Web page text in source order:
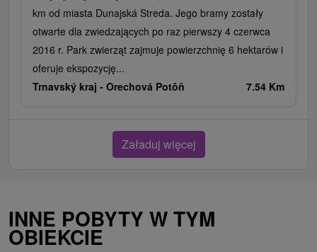
km od miasta Dunajská Streda. Jego bramy zostały
otwarte dla zwiedzających po raz pierwszy 4 czerwca
2016 r. Park zwierząt zajmuje powierzchnię 6 hektarów i
oferuje ekspozycję...
Trnavský kraj - Orechová Potôň 7.54 Km
Załaduj więcej
INNE POBYTY W TYM
OBIEKCIE